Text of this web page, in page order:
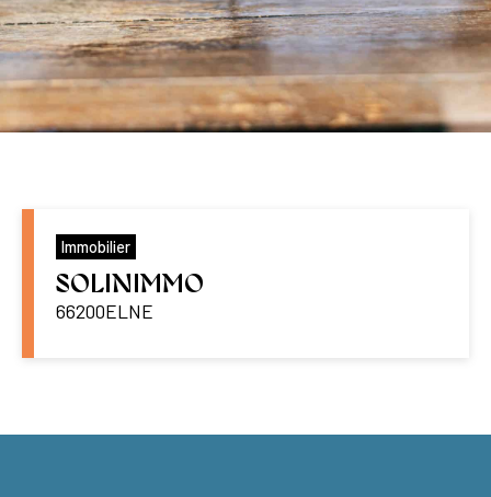
Immobilier
SOLINIMMO
66200ELNE